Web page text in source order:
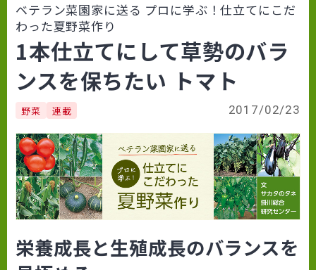
ベテラン菜園家に送る プロに学ぶ！仕立てにこだ
わった夏野菜作り
1本仕立てにして草勢のバラ
ンスを保ちたい トマト
野菜 連載 2017/02/23
栄養成長と生殖成長のバランスを